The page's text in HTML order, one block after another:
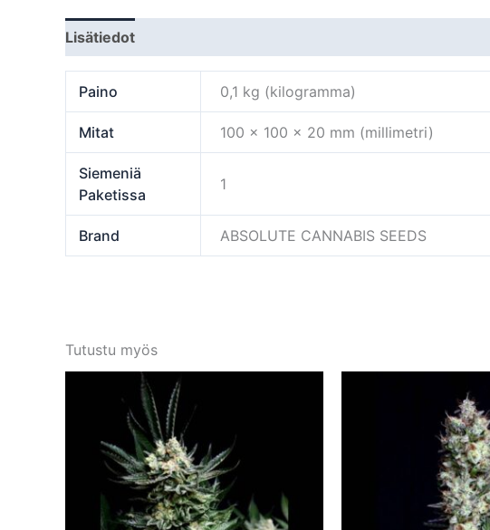
Lisätiedot
Paino 0,1 kg (kilogramma)
Mitat 100 × 100 × 20 mm (millimetri)
Siemeniä
Paketissa
1
Brand ABSOLUTE CANNABIS SEEDS
Tutustu myös